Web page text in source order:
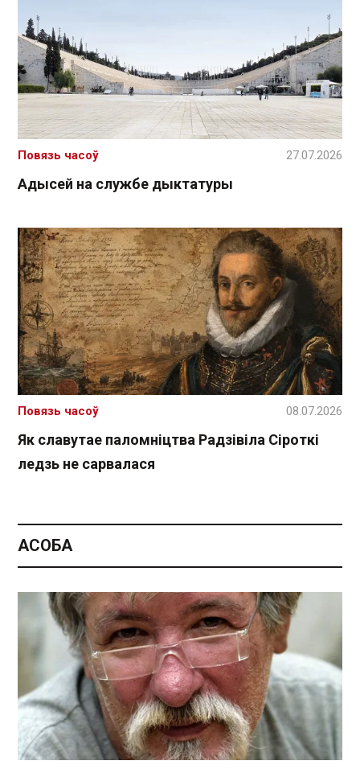
Адысей на службе дыктатуры
Повязь часоў 27.07.2026
Як славутае паломніцтва Радзівіла Сіроткі
ледзь не сарвалася
Повязь часоў 08.07.2026
АСОБА